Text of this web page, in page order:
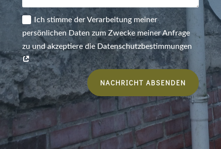
Ich stimme der Verarbeitung meiner
persönlichen Daten zum Zwecke meiner Anfrage
zu und akzeptiere die Datenschutzbestimmungen
NACHRICHT ABSENDEN